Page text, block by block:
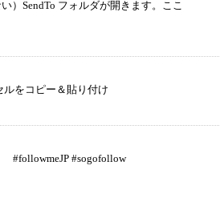
）SendTo フォルダが開きます。ここ
をコピー＆貼り付け
#followmeJP #sogofollow